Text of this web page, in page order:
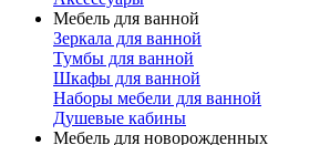
Мебель для ванной
Зеркала для ванной
Тумбы для ванной
Шкафы для ванной
Наборы мебели для ванной
Душевые кабины
Мебель для новорожденных